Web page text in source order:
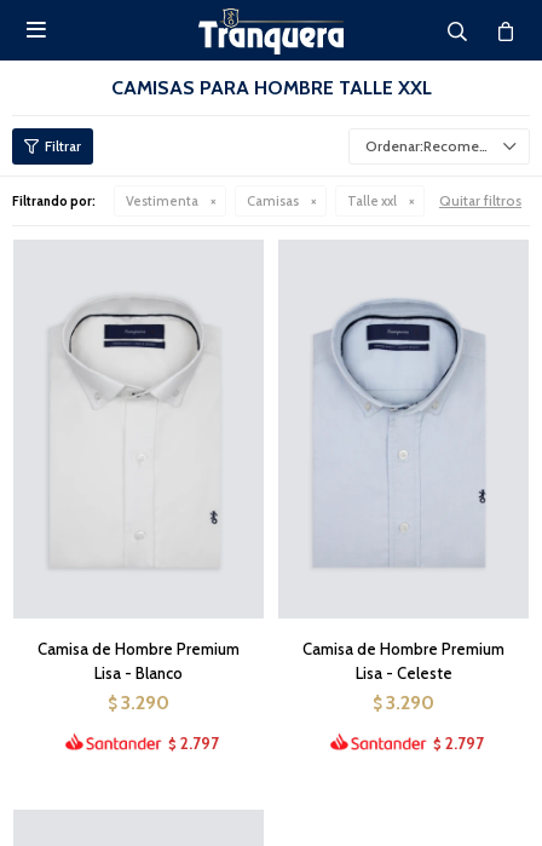

CAMISAS PARA HOMBRE TALLE XXL
Recomendados
Filtrando por: Vestimenta Camisas Talle xxl Quitar filtros
Camisa de Hombre Premium
Lisa - Blanco
$ 3.290
$ 2.797
Camisa de Hombre Premium
Lisa - Celeste
$ 3.290
$ 2.797